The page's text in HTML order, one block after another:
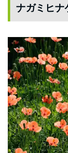
ナガミヒナ